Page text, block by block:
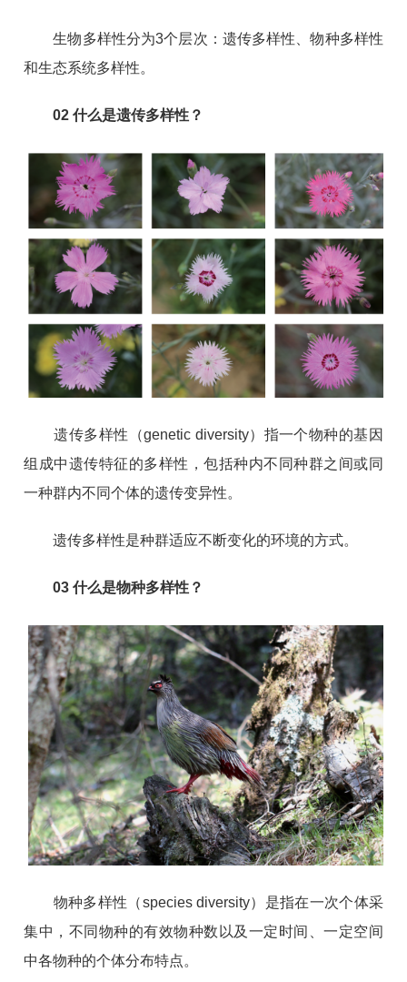
生物多样性分为3个层次：遗传多样性、物种多样性
和生态系统多样性。
02 什么是遗传多样性？
遗传多样性（genetic diversity）指一个物种的基因
组成中遗传特征的多样性，包括种内不同种群之间或同
一种群内不同个体的遗传变异性。
遗传多样性是种群适应不断变化的环境的方式。
03 什么是物种多样性？
物种多样性（species diversity）是指在一次个体采
集中，不同物种的有效物种数以及一定时间、一定空间
中各物种的个体分布特点。